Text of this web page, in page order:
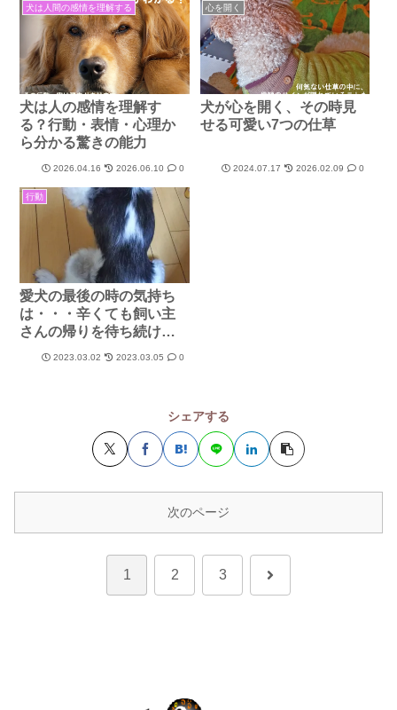
犬は人間の感情を理解する
犬は人の感情を理解す
る？行動・表情・心理か
ら分かる驚きの能力
2026.04.16 2026.06.10 0
心を開く
犬が心を開く、その時見
せる可愛い7つの仕草
2024.07.17 2026.02.09 0
行動
愛犬の最後の時の気持ち
は・・・辛くても飼い主
さんの帰りを待ち続け
る！ 2023.03.02 2023.03.05 0
シェアする
次のページ
1 2 3 次